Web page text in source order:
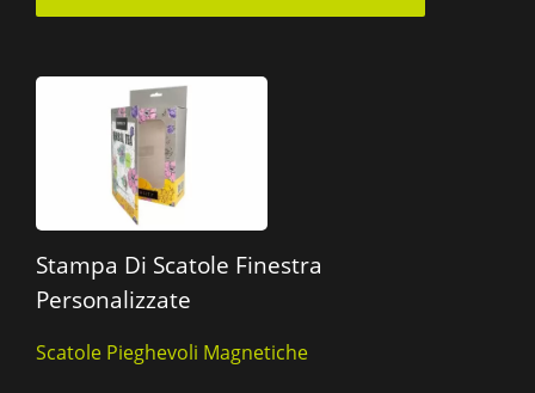
Stampa Di Scatole Finestra
Personalizzate
Scatole Pieghevoli Magnetiche